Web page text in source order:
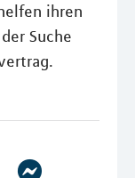
ihren
Suche